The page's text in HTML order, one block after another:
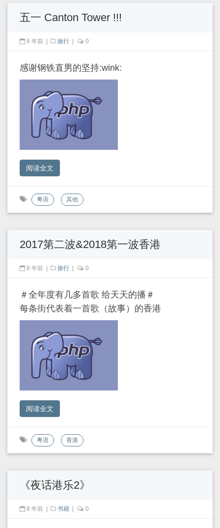
五一 Canton Tower !!!
8 年前 旅行 0
感谢钢铁直男的坚持:wink:
阅读全文
粤语 其他
2017第二波&2018第一波香港
8 年前 旅行 0
＃全年度有几多首歌 给天天的播＃
每条街代表着一首歌（故事）的香港
阅读全文
粤语 香港
《夜话港乐2》
8 年前 书籍 0